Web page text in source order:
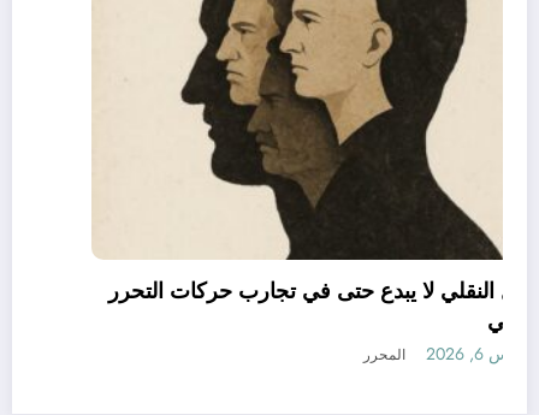
العقل النقلي لا يبدع حتى في تجارب حركات التحرر
الوطني
أغسطس 6, 2026